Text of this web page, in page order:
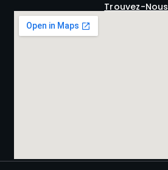
Trouvez-Nous